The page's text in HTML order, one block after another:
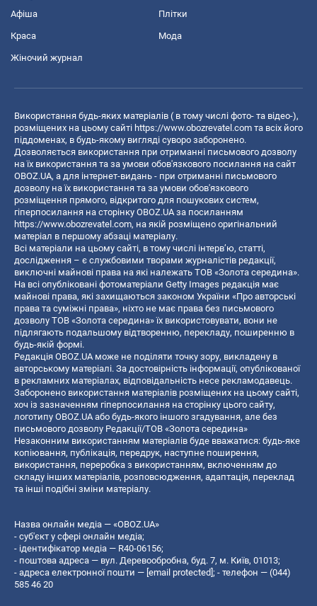
Афіша Плітки
Краса Мода
Жіночий журнал
Використання будь-яких матеріалів ( в тому числі фото- та відео-),
розміщених на цьому сайті https://www.obozrevatel.com та всіх його
піддоменах, в будь-якому вигляді суворо заборонено.
Дозволяється використання при отриманні письмового дозволу
на їх використання та за умови обов'язкового посилання на сайт
OBOZ.UA, а для інтернет-видань - при отриманні письмового
дозволу на їх використання та за умови обов'язкового
розміщення прямого, відкритого для пошукових систем,
гіперпосилання на сторінку OBOZ.UA за посиланням
https://www.obozrevatel.com, на якій розміщено оригінальний
матеріал в першому абзаці матеріалу.
Всі матеріали на цьому сайті, в тому числі інтерв’ю, статті,
дослідження – є службовими творами журналістів редакції,
виключні майнові права на які належать ТОВ «Золота середина».
На всі опубліковані фотоматеріали Getty Images редакція має
майнові права, які захищаються законом України «Про авторські
права та суміжні права», ніхто не має права без письмового
дозволу ТОВ «Золота середина» їх використовувати, вони не
підлягають подальшому відтворенню, перекладу, поширенню в
будь-якій формі.
Редакція OBOZ.UA може не поділяти точку зору, викладену в
авторському матеріалі. За достовірність інформації, опублікованої
в рекламних матеріалах, відповідальність несе рекламодавець.
Заборонено використання матеріалів розміщених на цьому сайті,
хоч із зазначенням гіперпосилання на сторінку цього сайту,
логотипу OBOZ.UA або будь-якого іншого згадування, але без
письмового дозволу Редакції/ТОВ «Золота середина»
Незаконним використанням матеріалів буде вважатися: будь-яке
копiювання, публiкацiя, передрук, наступне поширення,
використання, переробка з використанням, включенням до
складу інших матеріалів, розповсюдження, адаптація, переклад
та інші подібні зміни матеріалу.
Назва онлайн медіа — «OBOZ.UA»
- суб'єкт у сфері онлайн медіа;
- ідентифікатор медіа — R40-06156;
- поштова адреса — вул. Деревообробна, буд. 7, м. Київ, 01013;
- адреса електронної пошти — [email protected]; - телефон — (044)
585 46 20